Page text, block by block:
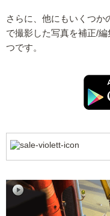
さらに、他にもいくつか
で撮影した写真を補正/
つです。